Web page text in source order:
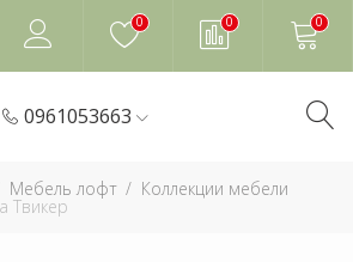
0 0 0
0961053663
Мебель лофт Коллекции мебели
Твикер